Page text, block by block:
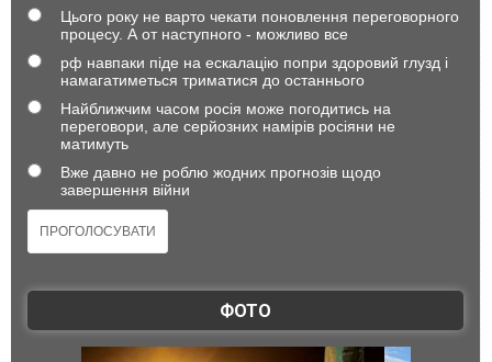
Цього року не варто чекати поновлення переговорного
процесу. А от наступного - можливо все
рф навпаки піде на ескалацію попри здоровий глузд і
намагатиметься триматися до останнього
Найближчим часом росія може погодитись на
переговори, але серйозних намірів росіяни не
матимуть
Вже давно не роблю жодних прогнозів щодо
завершення війни
ФОТО